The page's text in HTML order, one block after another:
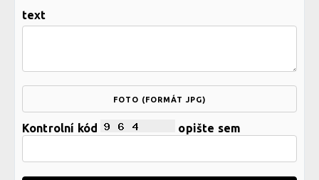
text
FOTO (FORMÁT JPG)
Kontrolní kód opište sem